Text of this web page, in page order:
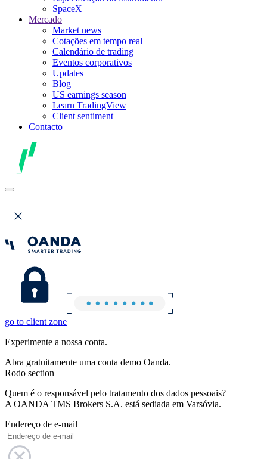
SpaceX
Mercado
Market news
Cotações em tempo real
Calendário de trading
Eventos corporativos
Updates
Blog
US earnings season
Learn TradingView
Client sentiment
Contacto
go to client zone
Experimente a nossa conta.
Abra gratuitamente uma conta demo Oanda.
Rodo section
Quem é o responsável pelo tratamento dos dados pessoais?
A OANDA TMS Brokers S.A. está sediada em Varsóvia.
Endereço de e-mail